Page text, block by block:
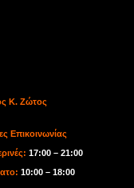
Κ. Ζώτος
Επικοινωνίας
17:00 – 21:00
10:00 – 18:00